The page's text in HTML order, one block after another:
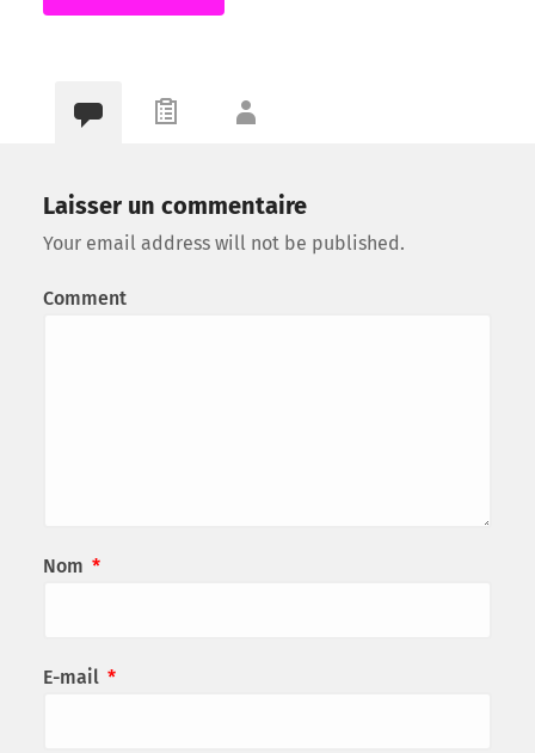
Laisser un commentaire
Your email address will not be published.
Comment
Nom *
E-mail *